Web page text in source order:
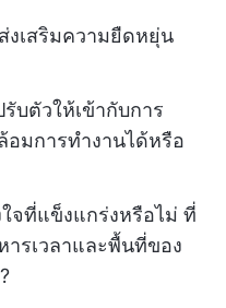
เสริมความยืดหยุ่น
บตัวให้เข้ากับการ
อมการทำงานได้หรือ
จที่แข็งแกร่งหรือไม่ ที่
รเวลาและพื้นที่ของ